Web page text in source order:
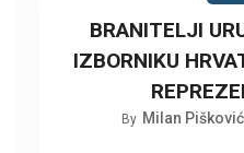
BRANITELJI
IZBORNIKU
By Milan Pišković